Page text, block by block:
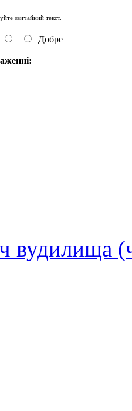
звичайний текст.
Добре
вудилища